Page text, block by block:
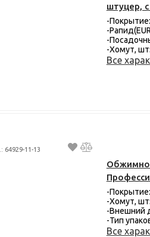
штуцер,
-
-
-
-Хомут,
Все
64929-11-13
-
-Хомут,
-Внешний
-Тип
Все